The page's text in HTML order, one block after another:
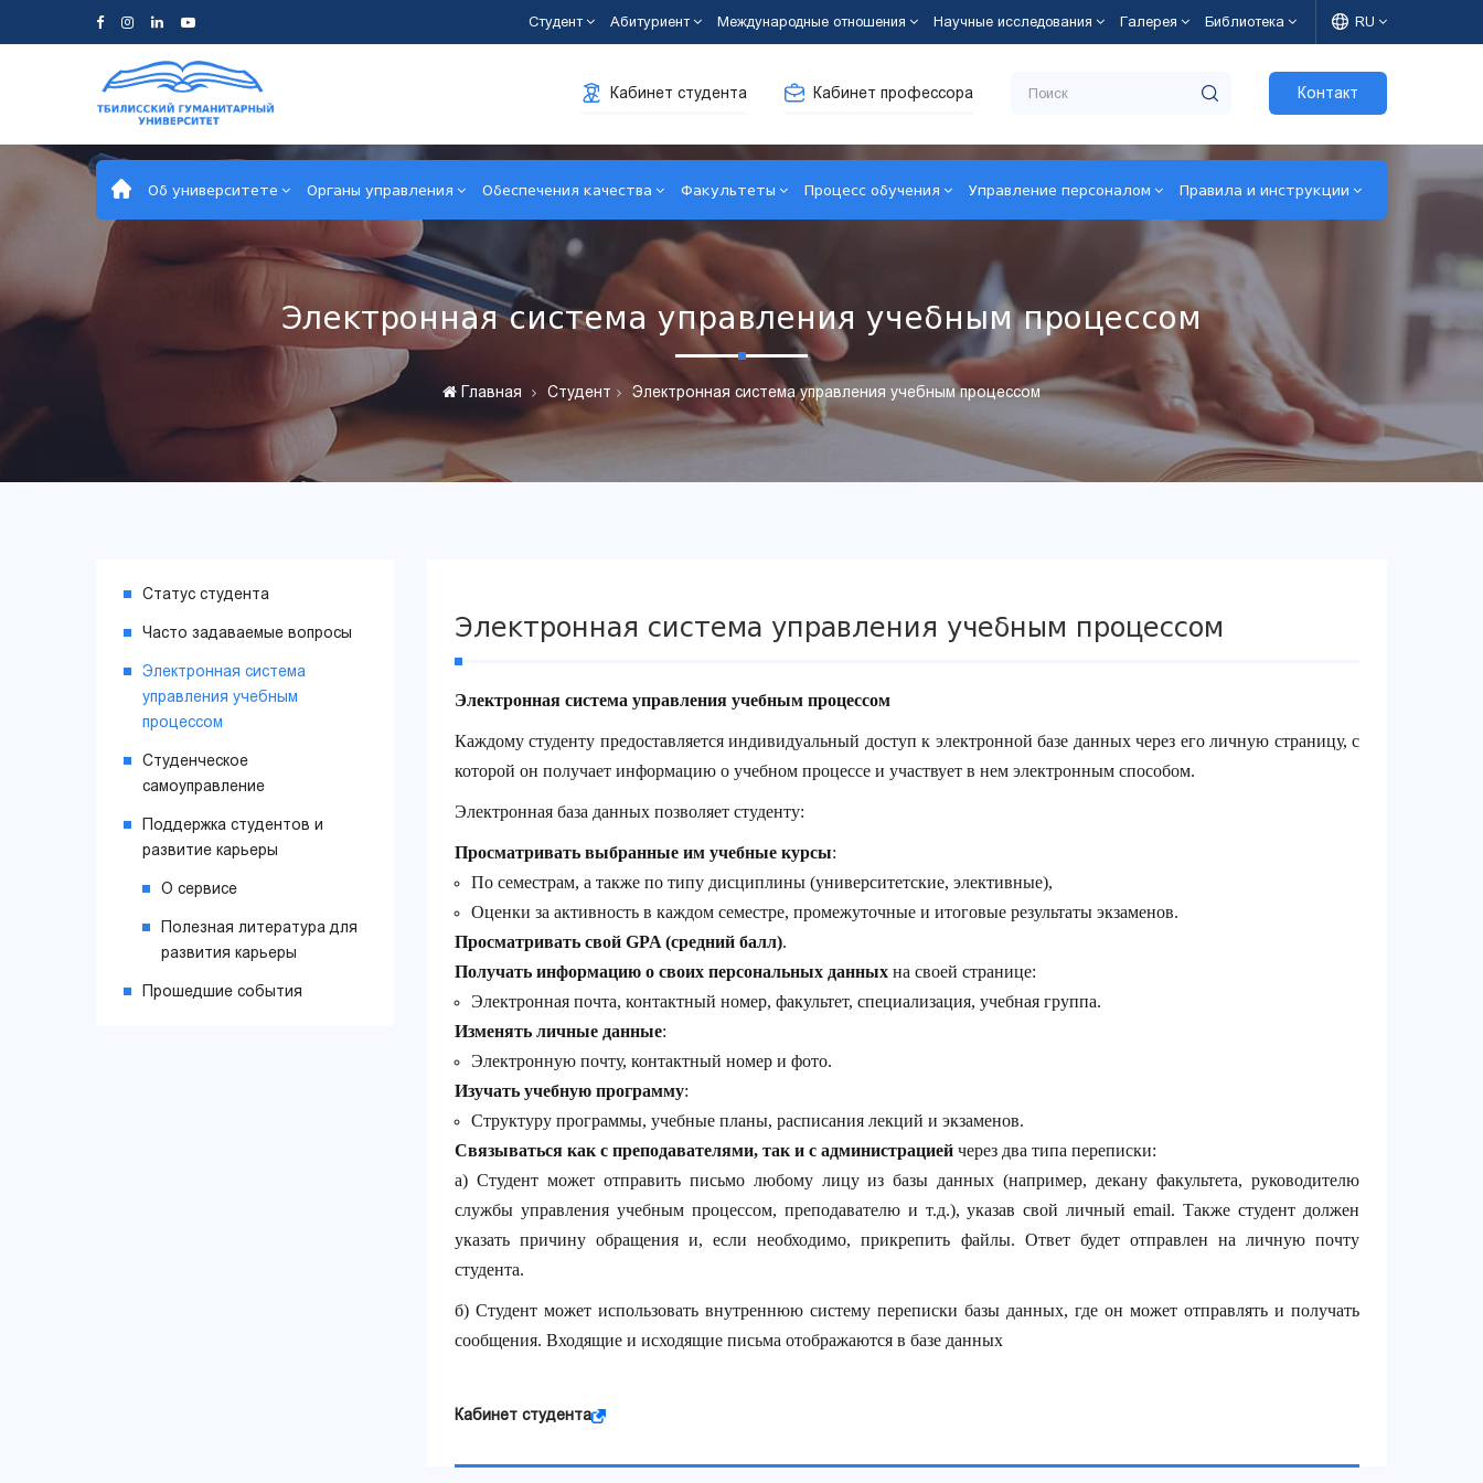
Студент Абитуриент Международные отношения Научные исследования Галерея Библиотека RU
Кабинет студента Кабинет профессора Контакт
Об университете Органы управления Обеспечения качества Факультеты Процесс обучения Управление персоналом Правила и инструкции
Электронная система управления учебным процессом
Главная Студент Электронная система управления учебным процессом
Статус студента
Часто задаваемые вопросы
Электронная система
управления учебным
процессом
Студенческое
самоуправление
Поддержка студентов и
развитие карьеры
О сервисе
Полезная литература для
развития карьеры
Прошедшие события
Электронная система управления учебным процессом
Электронная система управления учебным процессом
Каждому студенту предоставляется индивидуальный доступ к электронной базе данных через его личную страницу, с
которой он получает информацию о учебном процессе и участвует в нем электронным способом.
Электронная база данных позволяет студенту:
Просматривать выбранные им учебные курсы:
По семестрам, а также по типу дисциплины (университетские, элективные),
Оценки за активность в каждом семестре, промежуточные и итоговые результаты экзаменов.
Просматривать свой GPA (средний балл).
Получать информацию о своих персональных данных на своей странице:
Электронная почта, контактный номер, факультет, специализация, учебная группа.
Изменять личные данные:
Электронную почту, контактный номер и фото.
Изучать учебную программу:
Структуру программы, учебные планы, расписания лекций и экзаменов.
Связываться как с преподавателями, так и с администрацией через два типа переписки:
а) Студент может отправить письмо любому лицу из базы данных (например, декану факультета, руководителю
службы управления учебным процессом, преподавателю и т.д.), указав свой личный email. Также студент должен
указать причину обращения и, если необходимо, прикрепить файлы. Ответ будет отправлен на личную почту
студента.
б) Студент может использовать внутреннюю систему переписки базы данных, где он может отправлять и получать
сообщения. Входящие и исходящие письма отображаются в базе данных
Кабинет студента